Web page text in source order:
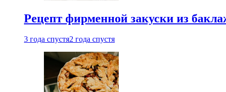
Рецепт фирменной закуски из
3 года спустя2 года спустя